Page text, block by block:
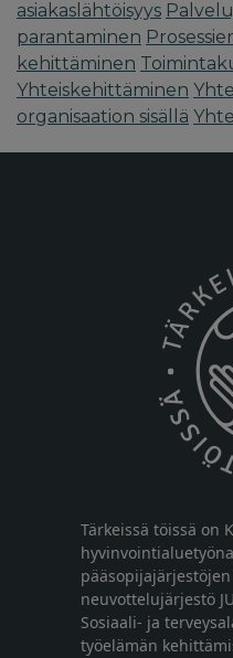
asiakaslähtöisyys
parantaminen
kehittäminen
Yhteiskehittäminen
organisaation sisällä
Tärkeissä töissä on
neuvottelujärjestö
Sosiaali- ja
työelämän